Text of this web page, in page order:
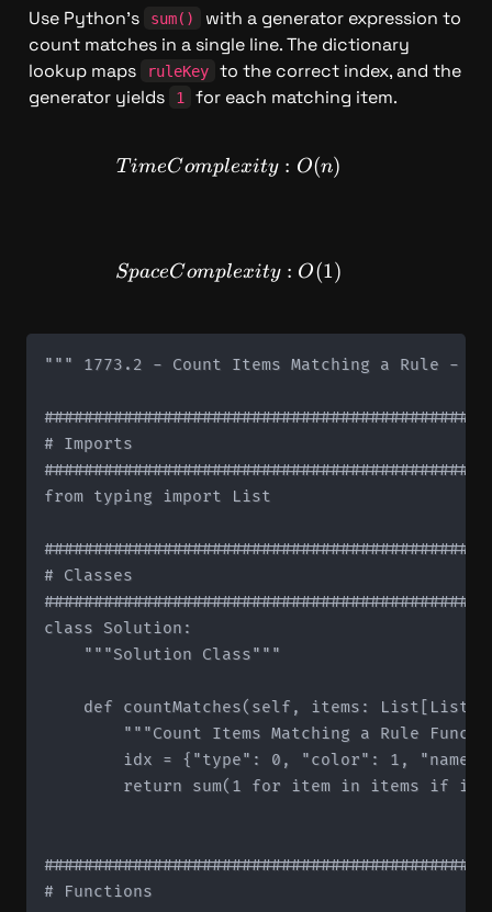
Use Python's sum()
with a generator expression to
count matches in a single line. The dictionary
lookup maps
ruleKey
to the correct index, and the
generator yields
1 for each matching item.
TimeComplexity: O(n)
T imeComplexity : O(n)
SpaceComplexity: O(1)
SpaceComplexity : O(1)
""" 1773.2 - Count Items Matching a Rule -
# Imports
from typing import List
# Classes
class Solution:
    """Solution Class"""
def countMatches(self, items:
"""Count Items Matching a Rule
idx = {"type": 0, "color": 1,
return sum(1 for item in items if
# Functions